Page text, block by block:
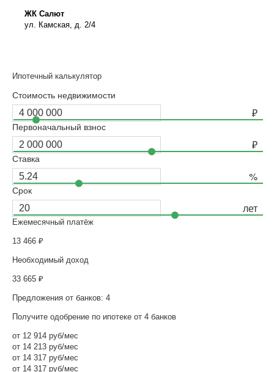
ЖК Салют
ул. Камская, д. 2/4
Ипотечный калькулятор
Стоимость недвижимости
Первоначальный взнос
Ставка
Срок
Ежемесячный платёж
13 466 ₽
Необходимый доход
33 665 ₽
Предложения от банков: 4
Получите одобрение по ипотеке от 4 банков
от 12 914 руб/мес
от 14 213 руб/мес
от 14 317 руб/мес
от 14 317 руб/мес